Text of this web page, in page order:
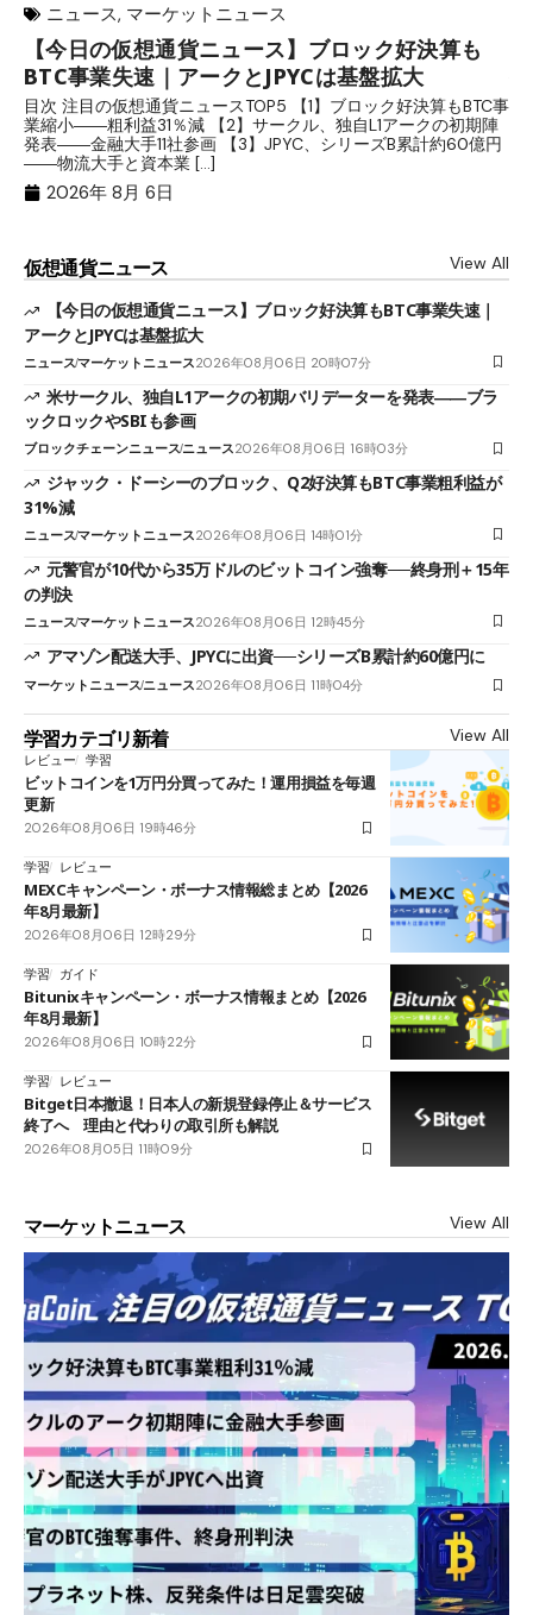
ニュース, マーケットニュース
【今日の仮想通貨ニュース】ブロック好決算も
BTC事業失速｜アークとJPYCは基盤拡大
目次 注目の仮想通貨ニュースTOP5 【1】ブロック好決算もBTC事
業縮小――粗利益31％減 【2】サークル、独自L1アークの初期陣
発表――金融大手11社参画 【3】JPYC、シリーズB累計約60億円
――物流大手と資本業 […]
2026年 8月 6日
仮想通貨ニュース View All
【今日の仮想通貨ニュース】ブロック好決算もBTC事業失速｜
アークとJPYCは基盤拡大
ニュースマーケットニュース2026年08月06日 20時07分
米サークル、独自L1アークの初期バリデーターを発表――ブラ
ックロックやSBIも参画
ブロックチェーンニュースニュース2026年08月06日 16時03分
ジャック・ドーシーのブロック、Q2好決算もBTC事業粗利益が
31%減
ニュースマーケットニュース2026年08月06日 14時01分
元警官が10代から35万ドルのビットコイン強奪──終身刑＋15年
の判決
ニュースマーケットニュース2026年08月06日 12時45分
アマゾン配送大手、JPYCに出資──シリーズB累計約60億円に
マーケットニュースニュース2026年08月06日 11時04分
学習カテゴリ新着 View All
レビュー 学習
ビットコインを1万円分買ってみた！運用損益を毎週
更新
2026年08月06日 19時46分
学習 レビュー
MEXCキャンペーン・ボーナス情報総まとめ【2026
年8月最新】
2026年08月06日 12時29分
学習 ガイド
Bitunixキャンペーン・ボーナス情報まとめ【2026
年8月最新】
2026年08月06日 10時22分
学習 レビュー
Bitget日本撤退！日本人の新規登録停止＆サービス
終了へ 理由と代わりの取引所も解説
2026年08月05日 11時09分
マーケットニュース View All